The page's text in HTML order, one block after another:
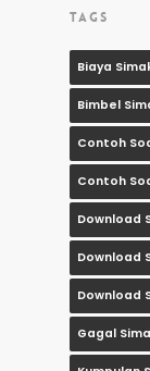
TAGS
Biaya
Bimbel
Contoh
Contoh
Download
Download
Download
Gagal